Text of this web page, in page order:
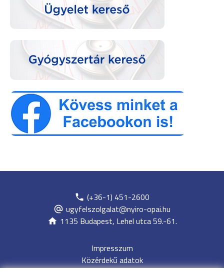
(+36-1) 451-2600
ugyfelszolgalat@nyiro-opai.hu
1135 Budapest, Lehel utca 59.-61.
Impresszum
Közérdekű adatok